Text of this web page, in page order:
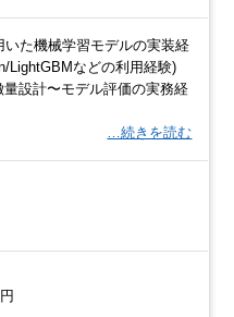
いた機械学習モデルの実装経
LightGBMなどの利用経験)
量設計〜モデル評価の実務経
…続きを読む